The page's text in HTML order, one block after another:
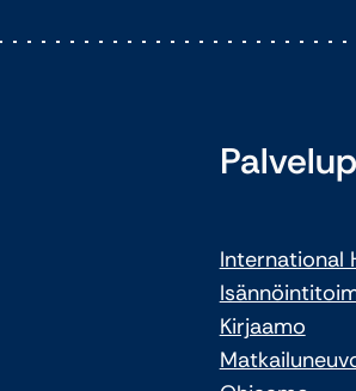
International
Kirjaamo